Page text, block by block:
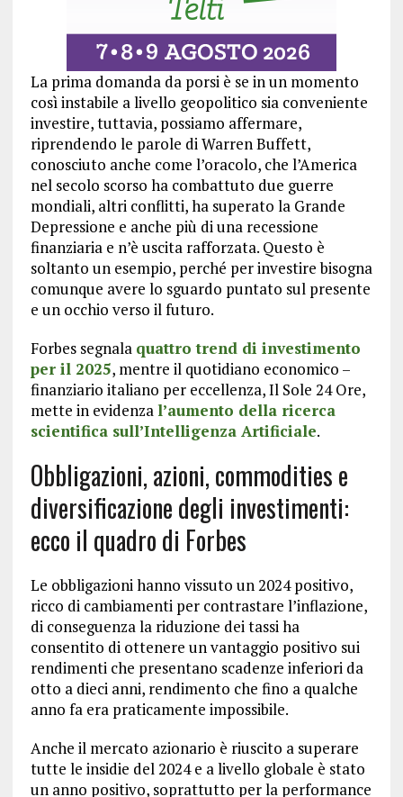
La prima domanda da porsi è se in un momento
così instabile a livello geopolitico sia conveniente
investire, tuttavia, possiamo affermare,
riprendendo le parole di Warren Buffett,
conosciuto anche come l’oracolo, che l’America
nel secolo scorso ha combattuto due guerre
mondiali, altri conflitti, ha superato la Grande
Depressione e anche più di una recessione
finanziaria e n’è uscita rafforzata. Questo è
soltanto un esempio, perché per investire bisogna
comunque avere lo sguardo puntato sul presente
e un occhio verso il futuro.
Forbes segnala quattro trend di investimento
per il 2025, mentre il quotidiano economico –
finanziario italiano per eccellenza, Il Sole 24 Ore,
mette in evidenzal’aumento della ricerca
scientifica sull’Intelligenza Artificiale.
Obbligazioni, azioni, commodities e
diversificazione degli investimenti:
ecco il quadro di Forbes
Le obbligazioni hanno vissuto un 2024 positivo,
ricco di cambiamenti per contrastare l’inflazione,
di conseguenza la riduzione dei tassi ha
consentito di ottenere un vantaggio positivo sui
rendimenti che presentano scadenze inferiori da
otto a dieci anni, rendimento che fino a qualche
anno fa era praticamente impossibile.
Anche il mercato azionario è riuscito a superare
tutte le insidie del 2024 e a livello globale è stato
un anno positivo, soprattutto per la performance